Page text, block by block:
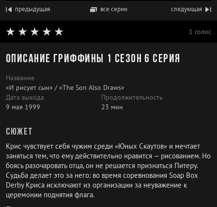
предыдущая все серии следующая
1 голос
Описание Гриффины 1 сезон 6 серия
Название
«И рисует сын» / «The Son Also Draws»
Дата выхода
9 мая 1999
Продолжительность
23 мин
Сюжет
Крис чувствует себя чужим среди «Юных Скаутов» и мечтает
заняться тем, что ему действительно нравится — рисованием. Но
боясь разочаровать отца, он не решается признаться Питеру.
Судьба делает это за него: во время соревнования Soap Box
Derby Криса исключают из организации за неуважение к
церемонии поднятия флага.